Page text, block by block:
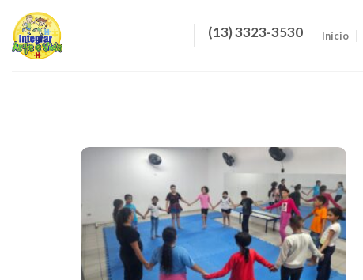
content
(13) 3323-3530 Início